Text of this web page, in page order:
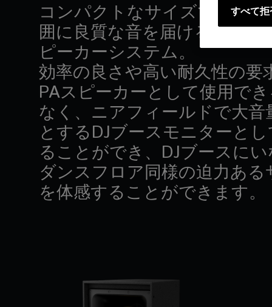
コンパクトなサイズであり
囲に良質な音を届けることの
ピーカーシステム。
効率の良さや高い耐久性の要
PAスピーカーとして使用で
なく、ニアフィールドで大音
とするDJブースモニターと
ることができ、DJブースに
ダンスフロア同様の迫力あ
を体感することができます。
すべて